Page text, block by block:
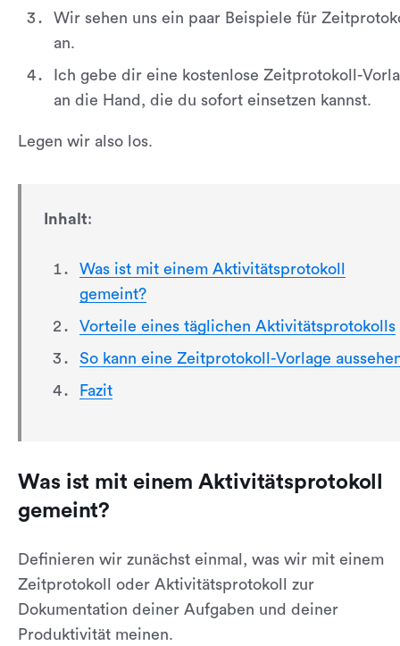
Wir sehen uns ein paar Beispiele für
an.
Ich gebe dir eine kostenlose Zeitprotokoll-
an die Hand, die du sofort einsetzen kannst.
Legen wir also los.
Inhalt:
Was ist mit einem Aktivitätsprotokoll
gemeint?
Vorteile eines täglichen Aktivitätsprotokolls
So kann eine Zeitprotokoll-Vorlage
Fazit
Was ist mit einem Aktivitätsprotokoll
gemeint?
Definieren wir zunächst einmal, was wir mit einem
Zeitprotokoll oder Aktivitätsprotokoll zur
Dokumentation deiner Aufgaben und deiner
Produktivität meinen.